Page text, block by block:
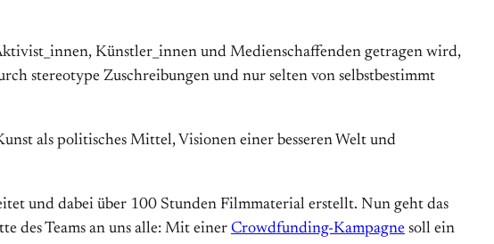
Künstler_innen und Medienschaffenden getragen wird,
stereotype Zuschreibungen und nur selten von selbstbestimmt
als politisches Mittel, Visionen einer besseren Welt und
und dabei über 100 Stunden Filmmaterial erstellt. Nun geht das
des Teams an uns alle: Mit einer Crowdfunding-Kampagne soll ein